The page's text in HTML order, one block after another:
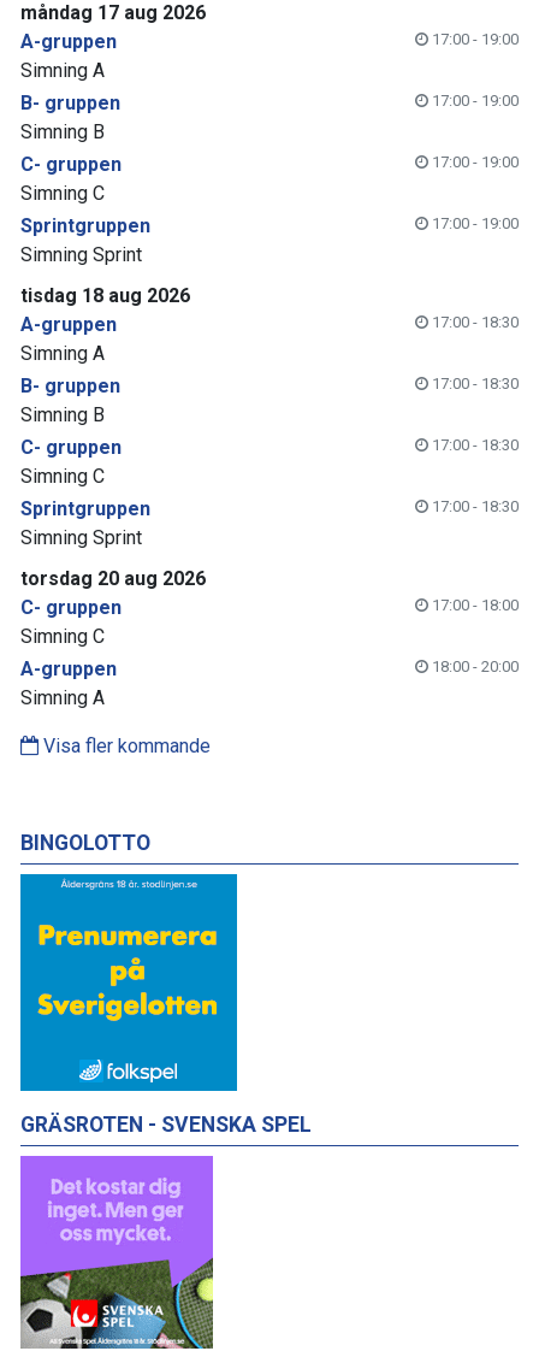
måndag 17 aug 2026
A-gruppen
17:00 - 19:00
Simning A
B- gruppen
17:00 - 19:00
Simning B
C- gruppen
17:00 - 19:00
Simning C
Sprintgruppen
17:00 - 19:00
Simning Sprint
tisdag 18 aug 2026
A-gruppen
17:00 - 18:30
Simning A
B- gruppen
17:00 - 18:30
Simning B
C- gruppen
17:00 - 18:30
Simning C
Sprintgruppen
17:00 - 18:30
Simning Sprint
torsdag 20 aug 2026
C- gruppen
17:00 - 18:00
Simning C
A-gruppen
18:00 - 20:00
Simning A
Visa fler kommande
BINGOLOTTO
GRÄSROTEN - SVENSKA SPEL